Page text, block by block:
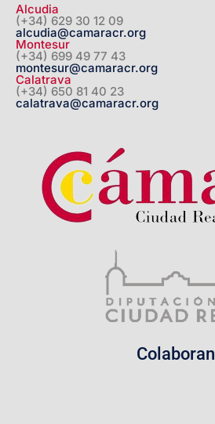
Alcudia
(+34) 629 30 12 09
alcudia@camaracr.org
Montesur
(+34) 699 49 77 43
montesur@camaracr.org
Calatrava
(+34) 650 81 40 23
calatrava@camaracr.org
Colaboran